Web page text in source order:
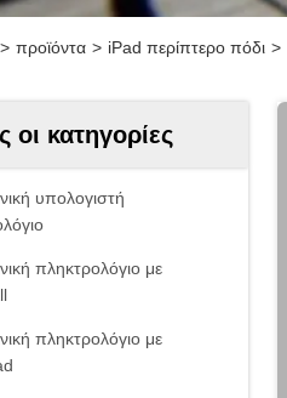
> προϊόντα > iPad περίπτερο πόδι >
οι κατηγορίες
υπολογιστή
πληκτρολόγιο με
πληκτρολόγιο με